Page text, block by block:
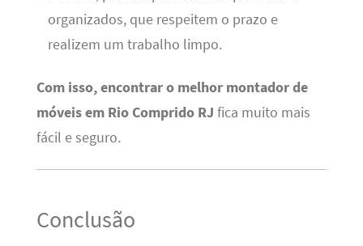
organizados, que respeitem o prazo e
realizem um trabalho limpo.
Com isso, encontrar o melhor montador de
móveis em Rio Comprido RJ fica muito mais
fácil e seguro.
Conclusão